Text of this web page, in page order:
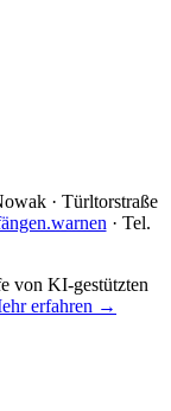
· Türltorstraße
· Tel.
von KI-gestützten
erfahren →